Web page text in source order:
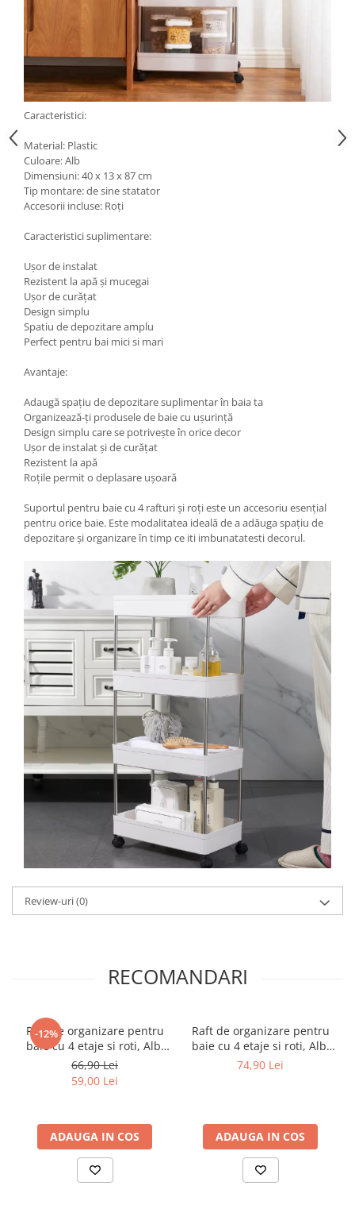
Caracteristici:
Material: Plastic
Culoare: Alb
Dimensiuni: 40 x 13 x 87 cm
Tip montare: de sine statator
Accesorii incluse: Roți
Caracteristici suplimentare:
Ușor de instalat
Rezistent la apă și mucegai
Ușor de curățat
Design simplu
Spatiu de depozitare amplu
Perfect pentru bai mici si mari
Avantaje:
Adaugă spațiu de depozitare suplimentar în baia ta
Organizează-ți produsele de baie cu ușurință
Design simplu care se potrivește în orice decor
Ușor de instalat și de curățat
Rezistent la apă
Roțile permit o deplasare ușoară
Suportul pentru baie cu 4 rafturi și roți este un accesoriu esențial
pentru orice baie. Este modalitatea ideală de a adăuga spațiu de
depozitare și organizare în timp ce iti imbunatatesti decorul.
Review-uri(0)
RECOMANDARI
-12%
Raft de organizare pentru
baie cu 4 etaje si roti, Alb,
39 x 12 x 80 cm
66,90 Lei
59,00 Lei
ADAUGA IN COS
Raft de organizare pentru
baie cu 4 etaje si roti, Alb,
40 x 22 x 87 cm
74,90 Lei
ADAUGA IN COS